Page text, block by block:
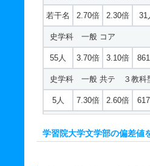
若干名 2.70倍 2.30倍 31
史学科 一般 コア
55人 3.70倍 3.10倍
史学科 一般 共テ ３教科
5人 7.30倍 2.60倍
若干名 3.30倍 2.60倍 31
学習院大学文学部の偏差値